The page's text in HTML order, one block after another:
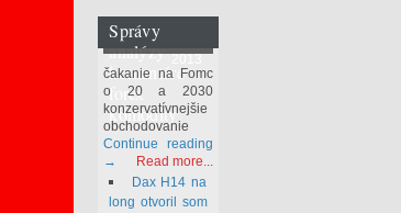
Správy
analýzy
komentáre
forex
komodity
december 18
čakanie na Fomc
o 20 a 2030
konzervatívnejšie
obchodovanie
Continue reading
→
Read more...
Dax H14 na
long otvoril som